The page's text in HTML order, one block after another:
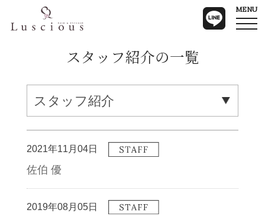
MENU
スタッフ紹介の一覧
2021年11月04日
佐伯 優
2019年08月05日